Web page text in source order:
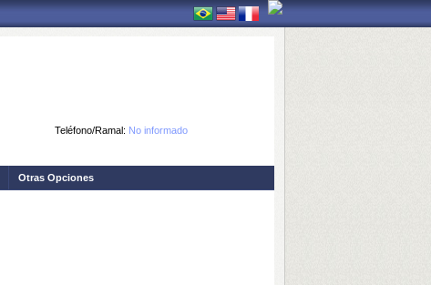
Teléfono/Ramal: No informado
Otras Opciones